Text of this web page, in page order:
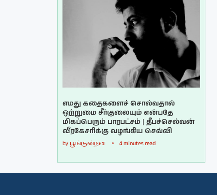
எமது கதைகளைச் சொல்வதால்
ஒற்றுமை சீர்குலையும் என்பதே
மிகப்பெரும் பாரபட்சம் | தீபச்செல்வன்
வீரகேசரிக்கு வழங்கிய செவ்வி
by பூங்குன்றன் 4 minutes read